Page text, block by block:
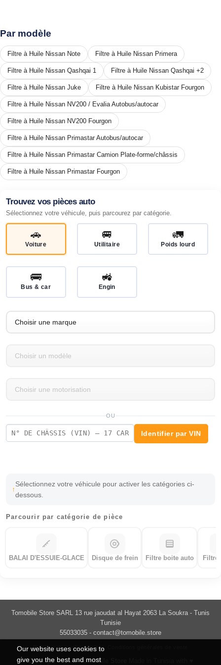
Our website uses cookies to
give you the best and most
Par modèle
Filtre à Huile Nissan Note Filtre à Huile Nissan Primera
Filtre à Huile Nissan Qashqai 1 Filtre à Huile Nissan Qashqai +2
Filtre à Huile Nissan Juke Filtre à Huile Nissan Kubistar Fourgon
Filtre à Huile Nissan NV200 / Evalia Autobus/autocar
Filtre à Huile Nissan NV200 Fourgon
Filtre à Huile Nissan Primastar Autobus/autocar
Filtre à Huile Nissan Primastar Camion Plate-forme/châssis
Filtre à Huile Nissan Primastar Fourgon
Trouvez vos pièces auto
Sélectionnez votre véhicule, puis parcourez par catégorie.
🚗
Voiture
🚐
Utilitaire
🚛
Poids lourd
🚌
Bus & car
🚜
Engin
OU
Identifier par VIN
Sélectionnez votre véhicule pour activer les catégories ci-
dessous.
Parcourir par catégorie de pièce
BALAI D'ESSUIE-GLACE Disque de frein Filtre boite auto
Tomobile Store SARL 13 rue jaoudat al Hayat 2063 La Soukra - Tunis
Tunisie
55033035 - contact@tomobile.store
Politique de confidentialité
Copyright 2026 ©Tomobile Store